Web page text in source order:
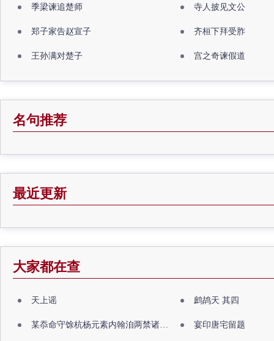
季梁谏追楚师 寺人披见文公
郑子家告赵宣子 齐桓下拜受胙
王孙满对楚子 宫之奇谏假道
名句推荐
最近更新
大家都在查
天上谣 鹧鸪天 其四
某忝命守馀杭杨元素内翰洎两禁诸公出祖佛寺 宴印唐宅留题